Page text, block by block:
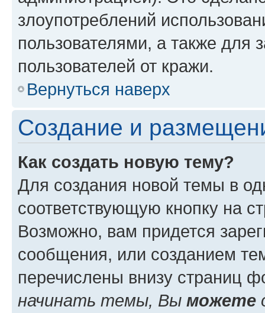
злоупотреблений
пользователями, а также для
пользователей от кражи.
Вернуться наверх
Создание и
Как создать новую тему?
Для создания новой темы в
соответствующую кнопку на
Возможно, вам придется
сообщения, или созданием
перечислены внизу страниц
начинать темы, Вы можете